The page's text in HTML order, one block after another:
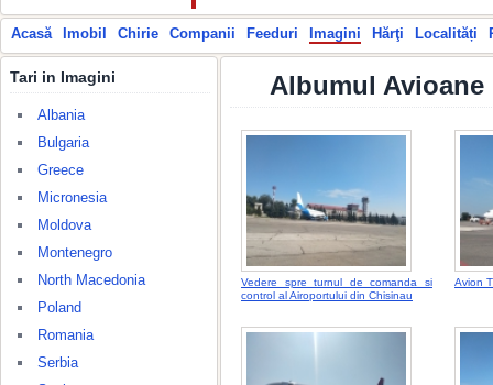
Acasă Imobil Chirie Companii Feeduri Imagini Hărţi Localități
Tari in Imagini
Albania
Bulgaria
Greece
Micronesia
Moldova
Montenegro
North Macedonia
Poland
Romania
Serbia
Albumul
Vedere spre turnul de comanda si
control al Airoportului din Chisinau
Avion